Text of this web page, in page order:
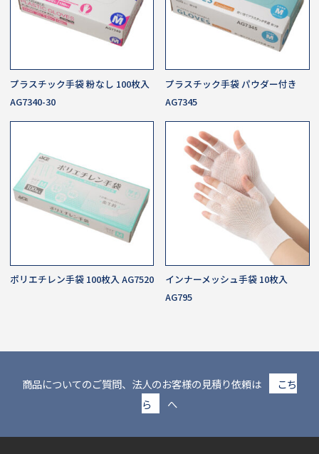
プラスチック手袋 粉なし 100枚入
AG7340-30
プラスチック手袋 パウダー付き
AG7345
ポリエチレン手袋 100枚入 AG7520
インナーメッシュ手袋 10枚入
AG795
商品についてのご質問、法人のお客様の見積り依頼は
こち
ら
へ